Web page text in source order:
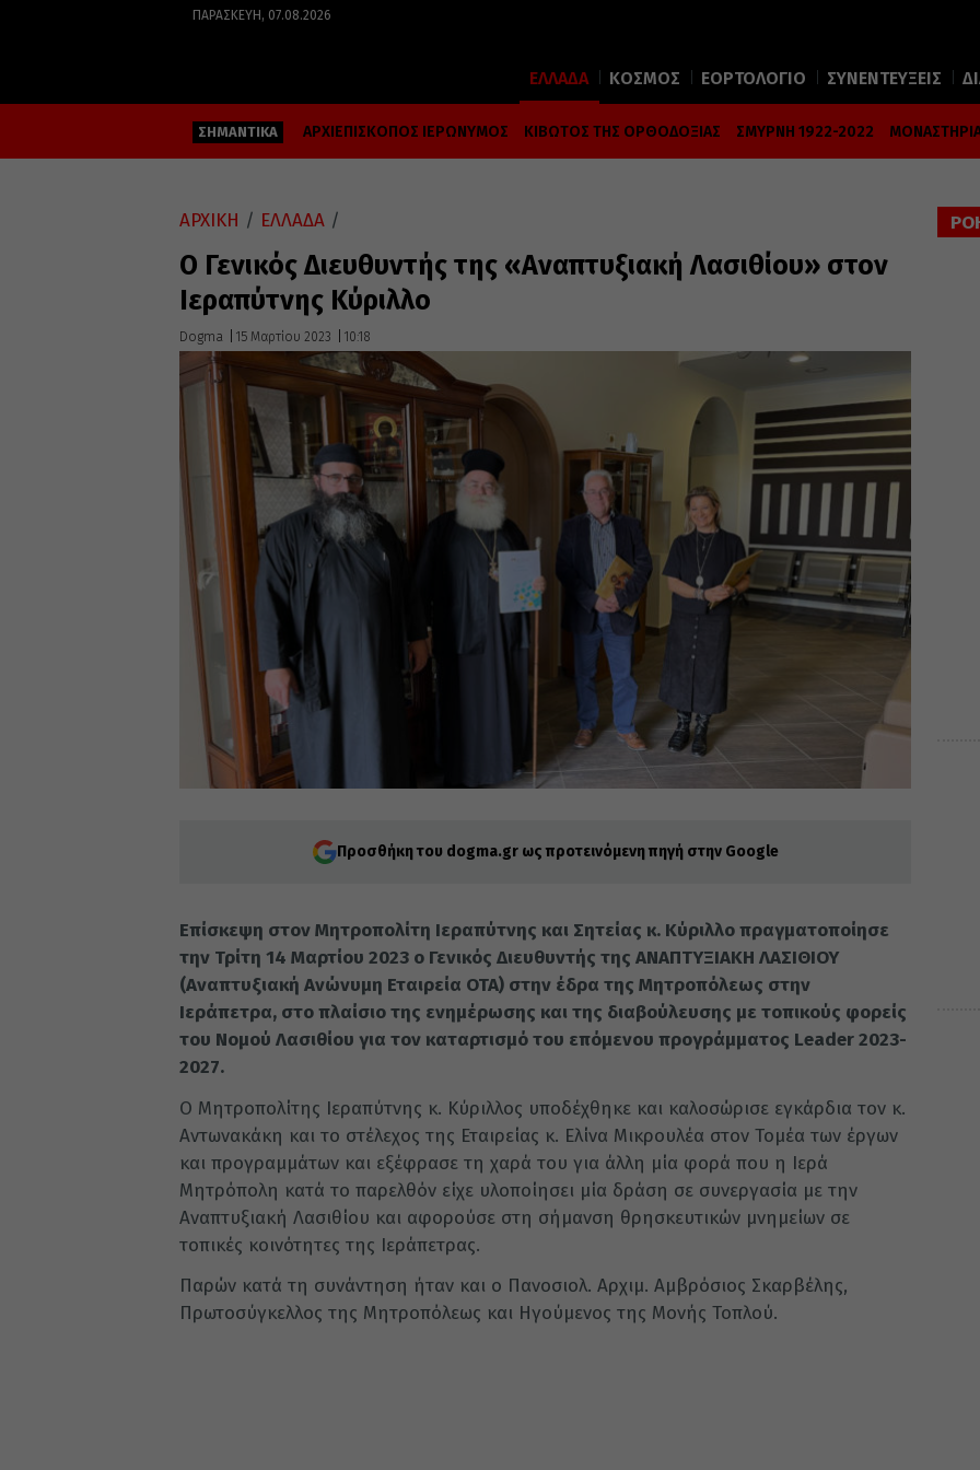
ΠΑΡΑΣΚΕΥΉ, 07.08.2026
ΕΛΛΑΔΑ ΚΟΣΜΟΣ ΕΟΡΤΟΛΟΓΙΟ ΣΥΝΕΝΤΕΥΞΕΙΣ
ΣΗΜΑΝΤΙΚΑ ΑΡΧΙΕΠΙΣΚΟΠΟΣ ΙΕΡΩΝΥΜΟΣ ΚΙΒΩΤΟΣ ΤΗΣ ΟΡΘΟΔΟΞΙΑΣ ΣΜΥΡΝΗ 1922-2022
ΑΡΧΙΚΗ / ΕΛΛΑΔΑ /
Ο Γενικός Διευθυντής της «Αναπτυξιακή Λασιθίου» στον
Ιεραπύτνης Κύριλλο
Dogma 15 Μαρτίου 2023 10:18
Προσθήκη του dogma.gr ως προτεινόμενη πηγή στην Google
Επίσκεψη στον Μητροπολίτη Ιεραπύτνης και Σητείας κ. Κύριλλο πραγματοποίησε
την Τρίτη 14 Μαρτίου 2023 ο Γενικός Διευθυντής της ΑΝΑΠΤΥΞΙΑΚΗ ΛΑΣΙΘΙΟΥ
(Αναπτυξιακή Ανώνυμη Εταιρεία ΟΤΑ) στην έδρα της Μητροπόλεως στην
Ιεράπετρα, στο πλαίσιο της ενημέρωσης και της διαβούλευσης με τοπικούς φορείς
του Νομού Λασιθίου για τον καταρτισμό του επόμενου προγράμματος Leader 2023-
2027.
Ο Μητροπολίτης Ιεραπύτνης κ. Κύριλλος υποδέχθηκε και καλοσώρισε εγκάρδια τον κ.
Αντωνακάκη και το στέλεχος της Εταιρείας κ. Ελίνα Μικρουλέα στον Τομέα των έργων
και προγραμμάτων και εξέφρασε τη χαρά του για άλλη μία φορά που η Ιερά
Μητρόπολη κατά το παρελθόν είχε υλοποίησει μία δράση σε συνεργασία με την
Αναπτυξιακή Λασιθίου και αφορούσε στη σήμανση θρησκευτικών μνημείων σε
τοπικές κοινότητες της Ιεράπετρας.
Παρών κατά τη συνάντηση ήταν και ο Πανοσιολ. Αρχιμ. Αμβρόσιος Σκαρβέλης,
Πρωτοσύγκελλος της Μητροπόλεως και Ηγούμενος της Μονής Τοπλού.